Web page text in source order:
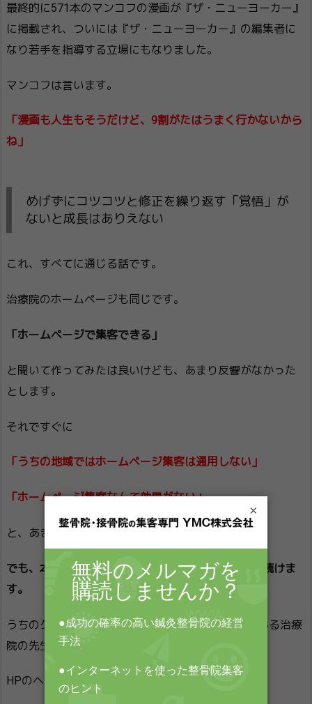
最終的に571本のマンコフの漫画が『ザ・ニューヨーカー』
に掲載され、ついには『ザ・ニューヨーカー』の編集者に
なり若手を指導する立場にもなりました。
マンコフは言います。
「漫画も人生もそうだけど、9割がたはうまく行かないから
ね」
めげずにコツコツと修正を繰り返す「覚悟」が
ないと成長はありえない
これ、すべてに通じる話です。
治療院のホームページも同じです。
「ホームページで集客できる」
と聞いて作ってみたは良いけども、あまり反響がなかった
とします。
それですぐに
「うちの地域ではホームページ集客は通用しない」
「ホームページ集客なんて効果がない」
と、あきらめる人がいます。
でも、本当に成果を出す人は、しつこく「改善」し続けま
す。
うちのクライアントさんで、3年ほどおつきあいがある治療
院の先生がいますが、
HPのヘッド画像を
×